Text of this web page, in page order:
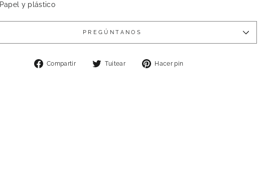
Papel y plástico
PREGÚNTANOS
Compartir
Compartir
Tuitear
TuitearHacer pin